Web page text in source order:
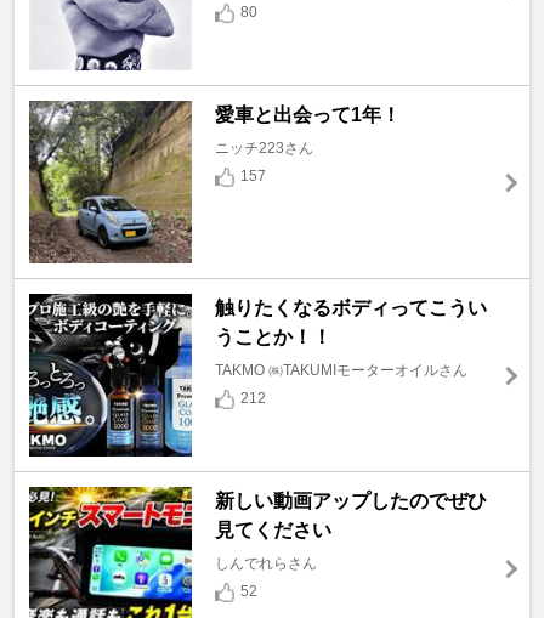
80
愛車と出会って1年！
ニッチ223さん
157
触りたくなるボディってこうい
うことか！！
TAKMO ㈱TAKUMIモーターオイルさん
212
新しい動画アップしたのでぜひ
見てください
しんでれらさん
52